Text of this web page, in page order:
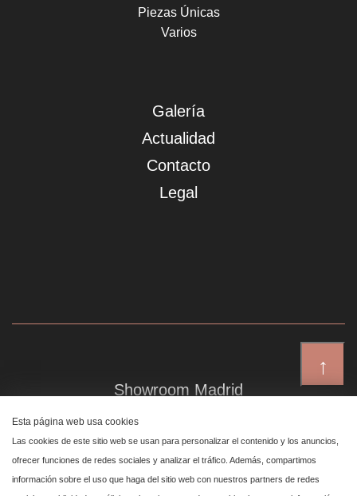
↑
Piezas Únicas
Varios
Galería
Actualidad
Contacto
Legal
Showroom Madrid
Plaza de Canalejas 6, 4 izq
Centro, 28014 Madrid
Esta página web usa cookies
Las cookies de este sitio web se usan para personalizar el contenido y los anuncios,
ofrecer funciones de redes sociales y analizar el tráfico. Además, compartimos
información sobre el uso que haga del sitio web con nuestros partners de redes